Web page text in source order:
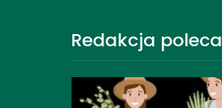
Redakcja poleca